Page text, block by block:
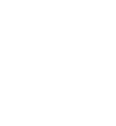
Para el codeudor solidario y/o